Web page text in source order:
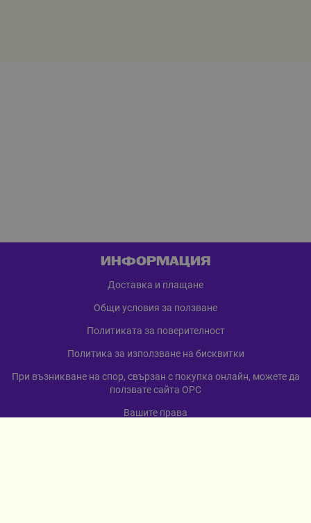
ИНФОРМАЦИЯ
Доставка и плащане
Общи условия за ползване
Политиката за поверителност
Политика за използване на бисквитки
При възникване на спор, свързан с покупка онлайн, можете да
ползвате сайта ОРС
Вашите права